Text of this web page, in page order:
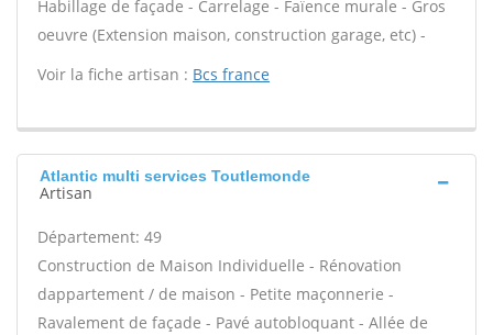
Habillage de façade - Carrelage - Faïence murale - Gros
oeuvre (Extension maison, construction garage, etc) -
Voir la fiche artisan : Bcs france
Atlantic multi services Toutlemonde
Artisan
Département: 49
Construction de Maison Individuelle - Rénovation
dappartement / de maison - Petite maçonnerie -
Ravalement de façade - Pavé autobloquant - Allée de